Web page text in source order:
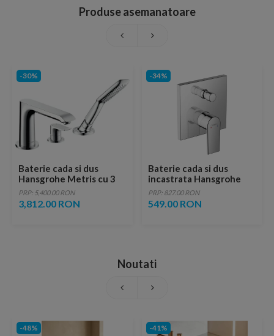
Produse asemanatoare
-30%
Baterie cada si dus
Hansgrohe Metris cu 3
elemente
PRP: 5,400.00 RON
3,812.00 RON
-34%
Baterie cada si dus
incastrata Hansgrohe
Vernis Shape crom lucios
PRP: 827.00 RON
549.00 RON
Noutati
-48% -41%